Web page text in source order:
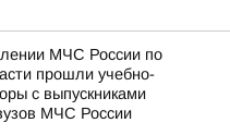
МЧС России по
прошли учебно-
с выпускниками
МЧС России